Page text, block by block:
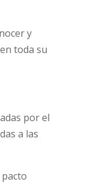
y
toda su
por el
a las